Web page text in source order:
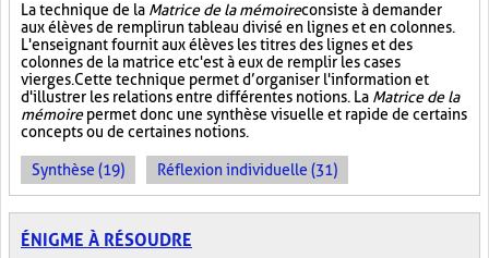
La technique de la Matrice de la mémoireconsiste à demander
aux élèves de remplir un tableau divisé en lignes et en colonnes.
L'enseignant fournit aux élèves les titres des lignes et des
colonnes de la matrice et c'est à eux de remplir les cases
vierges. Cette technique permet d’organiser l'information et
d'illustrer les relations entre différentes notions. La Matrice de la
mémoirepermet donc une synthèse visuelle et rapide de certains
concepts ou de certaines notions.
Synthèse (19) Réflexion individuelle (31)
ÉNIGME À RÉSOUDRE